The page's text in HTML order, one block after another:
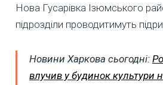
Нова Гусарівка Ізюмського
підрозділи проводитимуть
Новини Харкова сьогодні:
влучив у будинок культури